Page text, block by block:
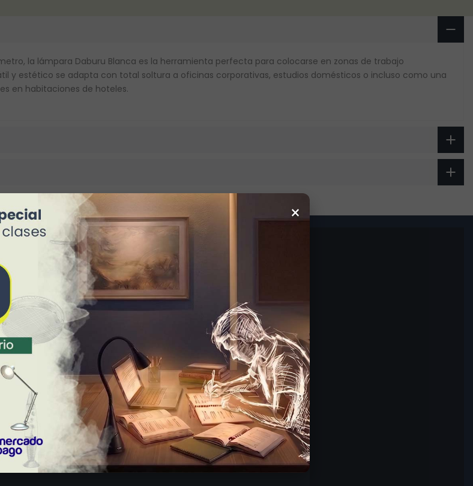
la lámpara Daburu Blanca es la herramienta perfecta para colocarse en zonas de trabajo
y estético se adapta con total soltura a oficinas corporativas, estudios domésticos o incluso como una
en habitaciones de hoteles.
FÍSICAS DETALLES TÉCNICOS
Acrílico
x 12.5 cm (ancho) x 35.5 cm (alto)
×